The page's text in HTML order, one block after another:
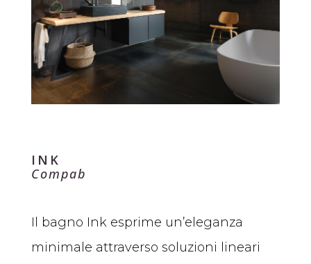
INK
Compab
Il bagno Ink esprime un’eleganza
minimale attraverso soluzioni lineari